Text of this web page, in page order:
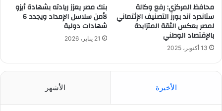
محافظ المركزي: رفع وكالة
ستاندرد آند بورز التصنيف الإئتماني
لمصر يعكس الثقة المتزايدة
بالإقتصاد الوطني
13 أكتوبر، 2025
بنك مصر يعزز ريادته بشهادة أيزو
لأمن سلاسل الإمداد ويجدد 6
شهادات دولية
21 يناير، 2026
الأخيرة الأشهر